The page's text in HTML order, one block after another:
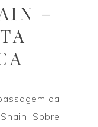
–
da
Sobre